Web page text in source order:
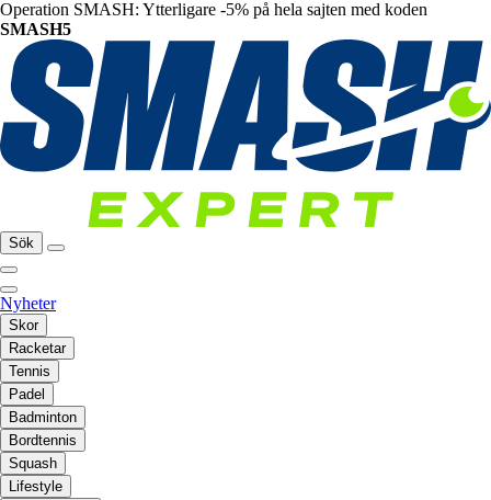
Operation SMASH: Ytterligare -5% på hela sajten med koden
SMASH5
Sök
Nyheter
Skor
Racketar
Tennis
Padel
Badminton
Bordtennis
Squash
Lifestyle